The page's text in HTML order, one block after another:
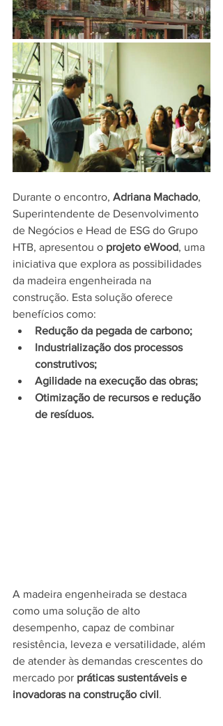
Durante o encontro, Adriana Machado,
Superintendente de Desenvolvimento
de Negócios e Head de ESG do Grupo
HTB, apresentou o projeto eWood, uma
iniciativa que explora as possibilidades
da madeira engenheirada na
construção. Esta solução oferece
benefícios como:
Redução da pegada de carbono;
Industrialização dos processos
construtivos;
Agilidade na execução das obras;
Otimização de recursos e redução
de resíduos.
A madeira engenheirada se destaca
como uma solução de alto
desempenho, capaz de combinar
resistência, leveza e versatilidade, além
de atender às demandas crescentes do
mercado por práticas sustentáveis e
inovadoras na construção civil .